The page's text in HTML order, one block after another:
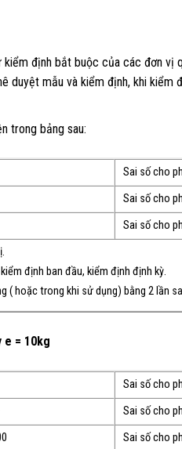
định bắt buộc của các đơn
duyệt mẫu và kiểm định, khi
trong bảng sau:
Sai số cho
Sai số cho
Sai số cho
định ban đầu, kiểm định định kỳ.
( hoặc trong khi sử dụng) bằng 2 lần
e = 10kg
Sai số cho
Sai số cho
Sai số cho